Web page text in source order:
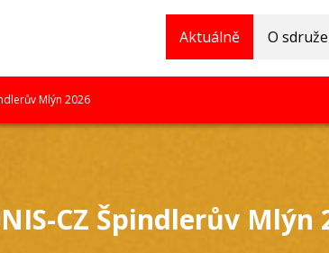
Aktuálně O
Mlýn 2026
CZ Špindlerův Mlýn